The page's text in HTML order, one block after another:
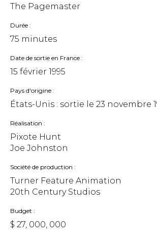
The Pagemaster
Durée
75 minutes
Date de sortie en France
15 février 1995
Pays d'origine
États-Unis : sortie le 23 novembre
Réalisation
Pixote Hunt
Joe Johnston
Société de production
Turner Feature Animation
20th Century Studios
Budget
$ 27, 000, 000